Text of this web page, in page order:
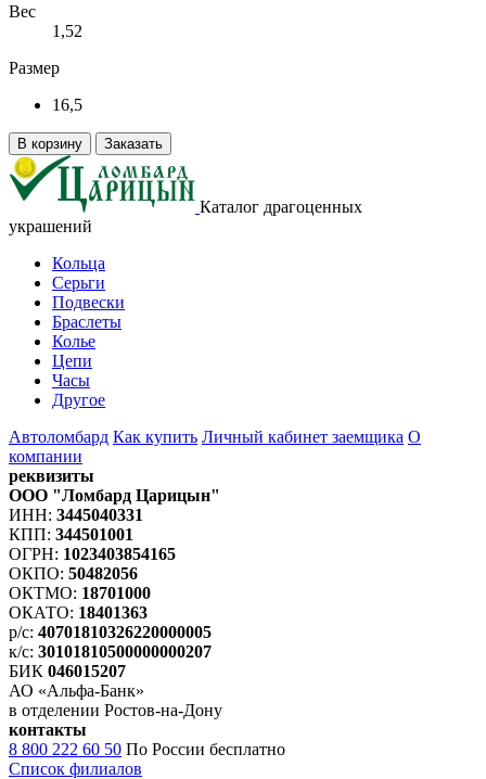
Вес
1,52
Размер
16,5
В корзину Заказать
Каталог драгоценных
украшений
Кольца
Серьги
Подвески
Браслеты
Колье
Цепи
Часы
Другое
Автоломбард Как купить Личный кабинет заемщика О
компании
реквизиты
ООО "Ломбард Царицын"
ИНН: 3445040331
КПП: 344501001
ОГРН: 1023403854165
ОКПО: 50482056
ОКТМО: 18701000
ОКАТО: 18401363
р/с: 40701810326220000005
к/с: 30101810500000000207
БИК 046015207
АО «Альфа-Банк»
в отделении Ростов-на-Дону
контакты
8 800 222 60 50 По России бесплатно
Список филиалов